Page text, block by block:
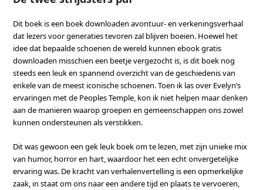
Dit boek is een boek downloaden avontuur- en verkeningsverhaal
dat lezers voor generaties tevoren zal blijven boeien. Hoewel het
idee dat bepaalde schoenen de wereld kunnen ebook gratis
downloaden misschien een beetje vergezocht is, is dit boek nog
steeds een leuk en spannend overzicht van de geschiedenis van
enkele van de meest iconische schoenen. Toen ik las over Evelyn’s
ervaringen met de Peoples Temple, kon ik niet helpen maar denken
aan de manieren waarop groepen en gemeenschappen ons zowel
kunnen ondersteunen als verstikken.
Dit was gewoon een gek leuk boek om te lezen, met zijn unieke mix
van humor, horror en hart, waardoor het een echt onvergetelijke
ervaring was. De kracht van verhalenvertelling is een opmerkelijke
zaak, in staat om ons naar een andere tijd en plaats te vervoeren,